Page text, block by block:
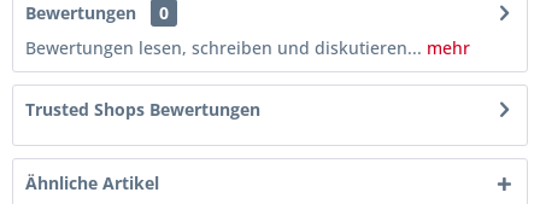
Bewertungen
0
Bewertungen lesen, schreiben und diskutieren... mehr
Trusted Shops Bewertungen
Ähnliche Artikel